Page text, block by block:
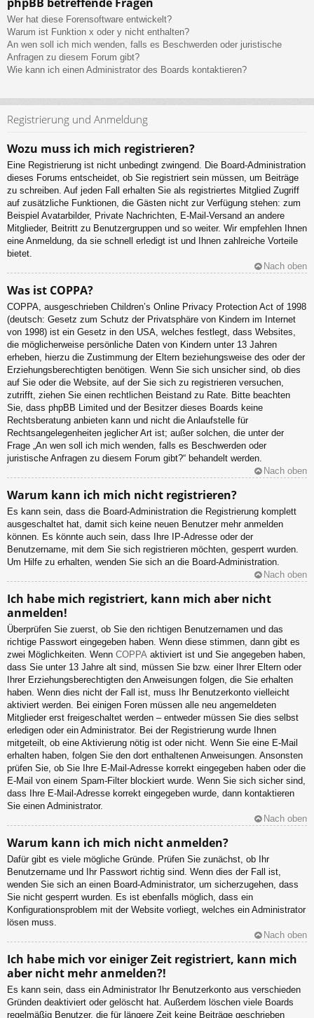
Wer hat diese Forensoftware entwickelt?
Warum ist Funktion x oder y nicht enthalten?
An wen soll ich mich wenden, falls es Beschwerden oder juristische
Anfragen zu diesem Forum gibt?
Wie kann ich einen Administrator des Boards kontaktieren?
Registrierung und Anmeldung
Wozu muss ich mich registrieren?
Eine Registrierung ist nicht unbedingt zwingend. Die Board-Administration
dieses Forums entscheidet, ob Sie registriert sein müssen, um Beiträge
zu schreiben. Auf jeden Fall erhalten Sie als registriertes Mitglied Zugriff
auf zusätzliche Funktionen, die Gästen nicht zur Verfügung stehen: zum
Beispiel Avatarbilder, Private Nachrichten, E-Mail-Versand an andere
Mitglieder, Beitritt zu Benutzergruppen und so weiter. Wir empfehlen Ihnen
eine Anmeldung, da sie schnell erledigt ist und Ihnen zahlreiche Vorteile
bietet.
Nach oben
Was ist COPPA?
COPPA, ausgeschrieben Children’s Online Privacy Protection Act of 1998
(deutsch: Gesetz zum Schutz der Privatsphäre von Kindern im Internet
von 1998) ist ein Gesetz in den USA, welches festlegt, dass Websites,
die möglicherweise persönliche Daten von Kindern unter 13 Jahren
erheben, hierzu die Zustimmung der Eltern beziehungsweise des oder der
Erziehungsberechtigten benötigen. Wenn Sie sich unsicher sind, ob dies
auf Sie oder die Website, auf der Sie sich zu registrieren versuchen,
zutrifft, ziehen Sie einen rechtlichen Beistand zu Rate. Bitte beachten
Sie, dass phpBB Limited und der Besitzer dieses Boards keine
Rechtsberatung anbieten kann und nicht die Anlaufstelle für
Rechtsangelegenheiten jeglicher Art ist; außer solchen, die unter der
Frage „An wen soll ich mich wenden, falls es Beschwerden oder
juristische Anfragen zu diesem Forum gibt?“ behandelt werden.
Nach oben
Warum kann ich mich nicht registrieren?
Es kann sein, dass die Board-Administration die Registrierung komplett
ausgeschaltet hat, damit sich keine neuen Benutzer mehr anmelden
können. Es könnte auch sein, dass Ihre IP-Adresse oder der
Benutzername, mit dem Sie sich registrieren möchten, gesperrt wurden.
Um Hilfe zu erhalten, wenden Sie sich an die Board-Administration.
Nach oben
Ich habe mich registriert, kann mich aber nicht
anmelden!
Überprüfen Sie zuerst, ob Sie den richtigen Benutzernamen und das
richtige Passwort eingegeben haben. Wenn diese stimmen, dann gibt es
zwei Möglichkeiten. Wenn COPPA aktiviert ist und Sie angegeben haben,
dass Sie unter 13 Jahre alt sind, müssen Sie bzw. einer Ihrer Eltern oder
Ihrer Erziehungsberechtigten den Anweisungen folgen, die Sie erhalten
haben. Wenn dies nicht der Fall ist, muss Ihr Benutzerkonto vielleicht
aktiviert werden. Bei einigen Foren müssen alle neu angemeldeten
Mitglieder erst freigeschaltet werden – entweder müssen Sie dies selbst
erledigen oder ein Administrator. Bei der Registrierung wurde Ihnen
mitgeteilt, ob eine Aktivierung nötig ist oder nicht. Wenn Sie eine E-Mail
erhalten haben, folgen Sie den dort enthaltenen Anweisungen. Ansonsten
prüfen Sie, ob Sie Ihre E-Mail-Adresse korrekt eingegeben haben oder die
E-Mail von einem Spam-Filter blockiert wurde. Wenn Sie sich sicher sind,
dass Ihre E-Mail-Adresse korrekt eingegeben wurde, dann kontaktieren
Sie einen Administrator.
Nach oben
Warum kann ich mich nicht anmelden?
Dafür gibt es viele mögliche Gründe. Prüfen Sie zunächst, ob Ihr
Benutzername und Ihr Passwort richtig sind. Wenn dies der Fall ist,
wenden Sie sich an einen Board-Administrator, um sicherzugehen, dass
Sie nicht gesperrt wurden. Es ist ebenfalls möglich, dass ein
Konfigurationsproblem mit der Website vorliegt, welches ein Administrator
lösen muss.
Nach oben
Ich habe mich vor einiger Zeit registriert, kann mich
aber nicht mehr anmelden?!
Es kann sein, dass ein Administrator Ihr Benutzerkonto aus verschieden
Gründen deaktiviert oder gelöscht hat. Außerdem löschen viele Boards
regelmäßig Benutzer, die für längere Zeit keine Beiträge geschrieben